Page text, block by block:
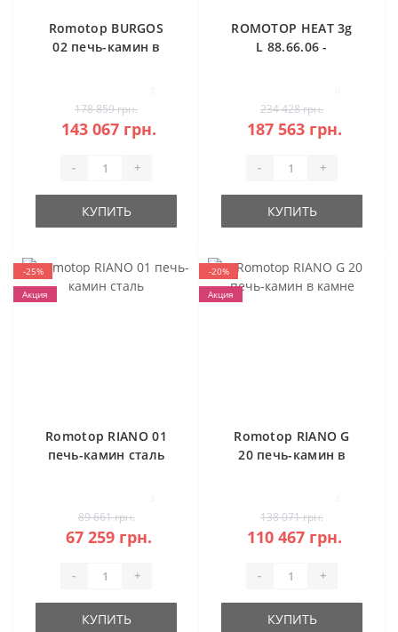
Romotop BURGOS
02 печь-камин в
178 859 грн.
143 067 грн.
- +
КУПИТЬ
ROMOTOP HEAT 3g
L 88.66.06 -
(темная камера)
234 428 грн.
187 563 грн.
- +
КУПИТЬ
-25%
Акция
Romotop RIANO 01
печь-камин сталь
89 661 грн.
67 259 грн.
- +
КУПИТЬ
-20%
Акция
Romotop RIANO G
20 печь-камин в
138 071 грн.
110 467 грн.
- +
КУПИТЬ